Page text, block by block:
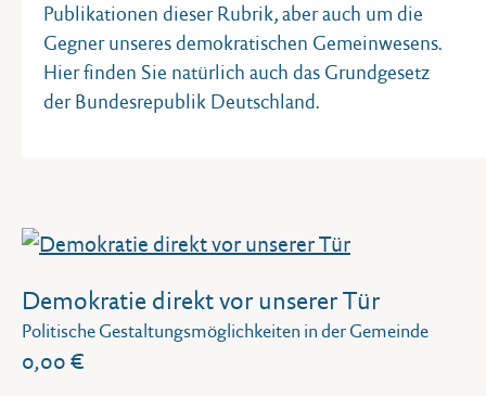
Publikationen dieser Rubrik, aber auch um die
Gegner unseres demokratischen Gemeinwesens.
Hier finden Sie natürlich auch das Grundgesetz
der Bundesrepublik Deutschland.
Demokratie direkt vor unserer Tür
Politische Gestaltungsmöglichkeiten in der Gemeinde
0,00 €